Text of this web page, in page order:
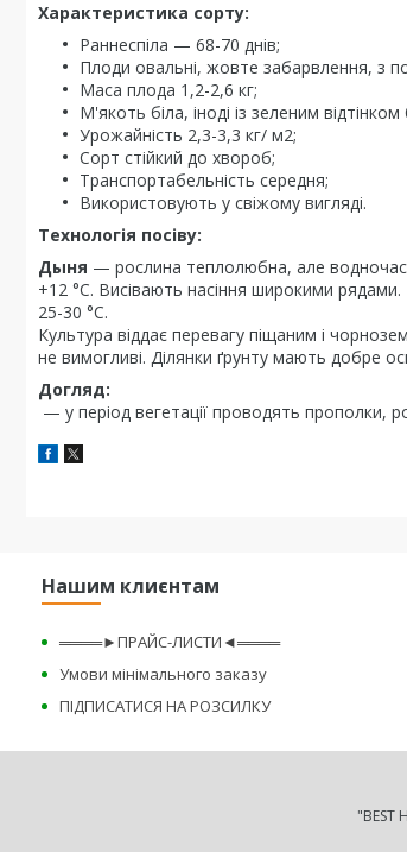
Характеристика сорту:
Раннеспіла — 68-70 днів;
Плоди овальні, жовте забарвлення, з
Маса плода 1,2-2,6 кг;
М'якоть біла, іноді із зеленим
Урожайність 2,3-3,3 кг/ м2;
Сорт стійкий до хвороб;
Транспортабельність середня;
Використовують у свіжому вигляді.
Технологія посіву:
Дыня — рослина теплолюбна, але водночас
+12 °C. Висівають насіння широкими
25-30 °C.
Культура віддає перевагу піщаним і
не вимогливі. Ділянки ґрунту мають добре
Догляд:
— у період вегетації проводять прополки,
Нашим клиєнтам
════►ПРАЙС-ЛИСТИ◄════
Умови мінімального заказу
ПІДПИСАТИСЯ НА РОЗСИЛКУ